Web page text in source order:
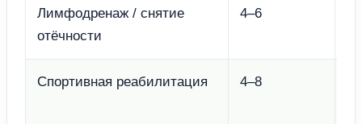
Лимфодренаж / снятие
отёчности
4–6
Спортивная реабилитация 4–8